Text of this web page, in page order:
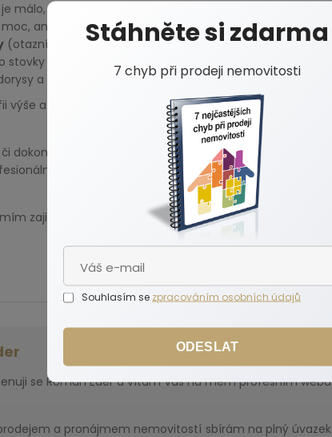
málo, román zase moc)
ani málo)
(otazník či silueta působí nedůvěryhodně)
stovky % větší návštěvnost)
a podobně.
a lehce zjistíte, že rozdíly v práci makléřů bývají
dokonce pomlouvat. Mým cílem bylo jen poukázat, že
úrovni tak, aby přinášela klientům maximální
zajistit a kolik na tom vyděláte, neváhejte se na mě
Roman Eder a vítám Vás na mém profesním webu
a pronájmem nemovitostí sbírám na plný úvazek
Stáhněte si zdarma
7 chyb při prodeji nemovitosti
Souhlasím se zpracováním osobních údajů
ODESLAT